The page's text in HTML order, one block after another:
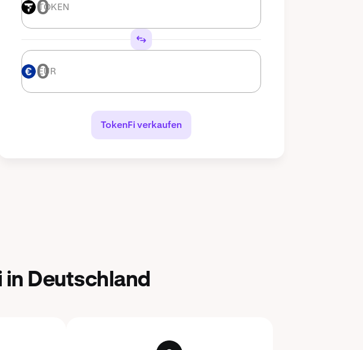
TOKEN TOKEN
EUR EUR
TokenFi verkaufen
in Deutschland